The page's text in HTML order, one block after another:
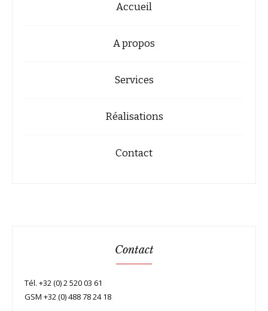
Accueil
A propos
Services
Réalisations
Contact
Contact
Tél. +32 (0) 2 520 03 61
GSM +32 (0) 488 78 24 18